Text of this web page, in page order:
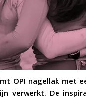
OPI nagellak met
verwerkt. De